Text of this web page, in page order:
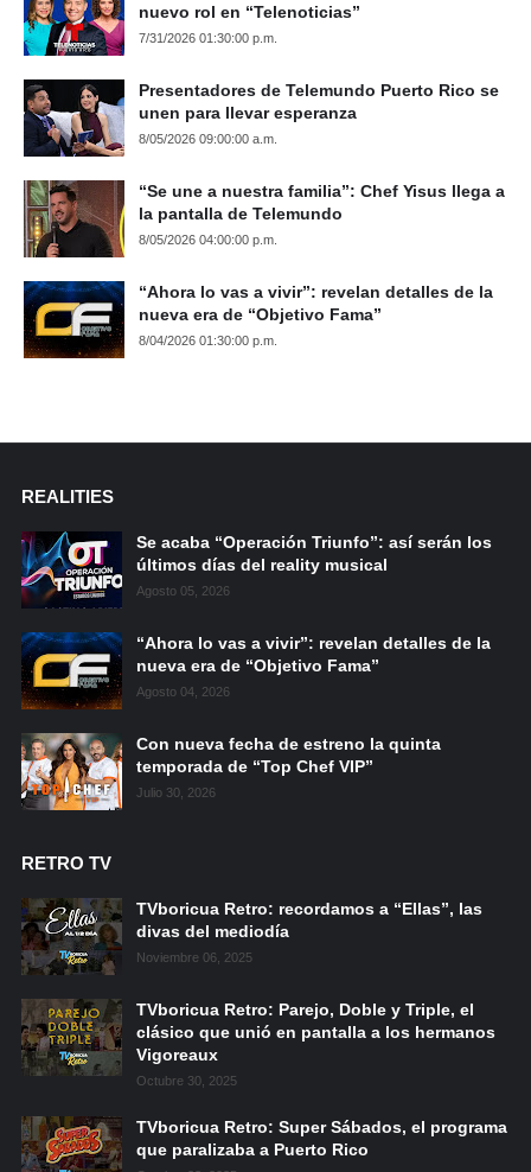
nuevo rol en “Telenoticias”
7/31/2026 01:30:00 p.m.
Presentadores de Telemundo Puerto Rico se
unen para llevar esperanza
8/05/2026 09:00:00 a.m.
“Se une a nuestra familia”: Chef Yisus llega a
la pantalla de Telemundo
8/05/2026 04:00:00 p.m.
“Ahora lo vas a vivir”: revelan detalles de la
nueva era de “Objetivo Fama”
8/04/2026 01:30:00 p.m.
REALITIES
Se acaba “Operación Triunfo”: así serán los
últimos días del reality musical
Agosto 05, 2026
“Ahora lo vas a vivir”: revelan detalles de la
nueva era de “Objetivo Fama”
Agosto 04, 2026
Con nueva fecha de estreno la quinta
temporada de “Top Chef VIP”
Julio 30, 2026
RETRO TV
TVboricua Retro: recordamos a “Ellas”, las
divas del mediodía
Noviembre 06, 2025
TVboricua Retro: Parejo, Doble y Triple, el
clásico que unió en pantalla a los hermanos
Vigoreaux
Octubre 30, 2025
TVboricua Retro: Super Sábados, el programa
que paralizaba a Puerto Rico